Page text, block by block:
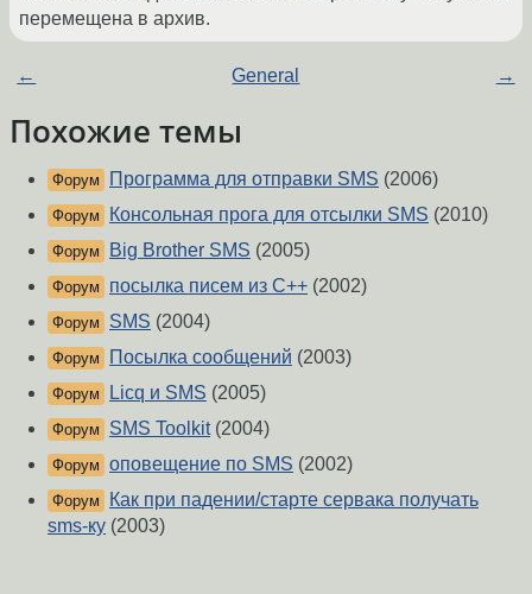
перемещена в архив.
← General →
Похожие темы
Форум Программа для отправки SMS (2006)
Форум Консольная прога для отсылки SMS (2010)
Форум Big Brother SMS (2005)
Форум посылка писем из C++ (2002)
Форум SMS (2004)
Форум Посылка сообщений (2003)
Форум Licq и SMS (2005)
Форум SMS Toolkit(2004)
Форум оповещение по SMS (2002)
Форум
Как при падении/старте сервака получать
sms-ку (2003)